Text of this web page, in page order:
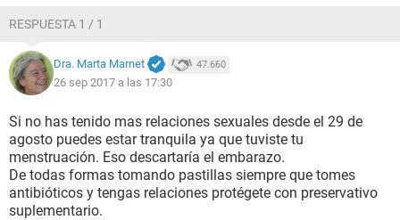
RESPUESTA 1 / 1
Dra. Marta Marnet 47.660
26 sep 2017 a las 17:30
Si no has tenido mas relaciones sexuales desde el 29 de
agosto puedes estar tranquila ya que tuviste tu
menstruación. Eso descartaría el embarazo.
De todas formas tomando pastillas siempre que tomes
antibióticos y tengas relaciones protégete con preservativo
suplementario.